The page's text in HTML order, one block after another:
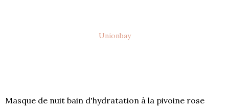
Unionbay
Masque de nuit bain d'hydratation à la pivoine rose